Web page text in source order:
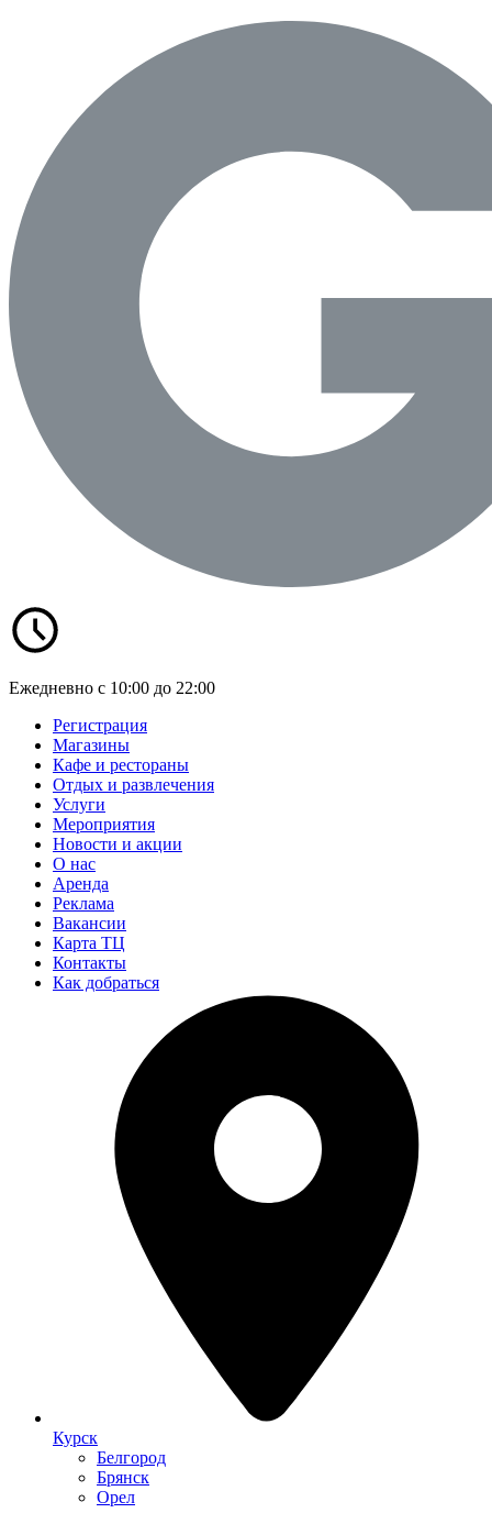
Ежедневно с 10:00 до 22:00
Регистрация
Магазины
Кафе и рестораны
Отдых и развлечения
Услуги
Мероприятия
Новости и акции
О нас
Аренда
Реклама
Вакансии
Карта ТЦ
Контакты
Как добраться
Курск
Белгород
Брянск
Орел